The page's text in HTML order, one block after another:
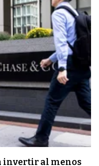
invertir al menos